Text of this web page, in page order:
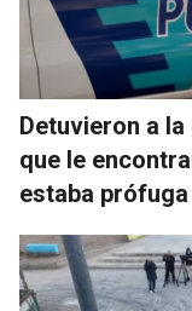
Detuvieron a
que le
estaba